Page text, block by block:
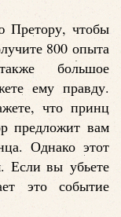
Претору, чтобы
800 опыта
большое
ему правду.
что принц
предложит вам
Однако этот
Если вы убьете
это событие